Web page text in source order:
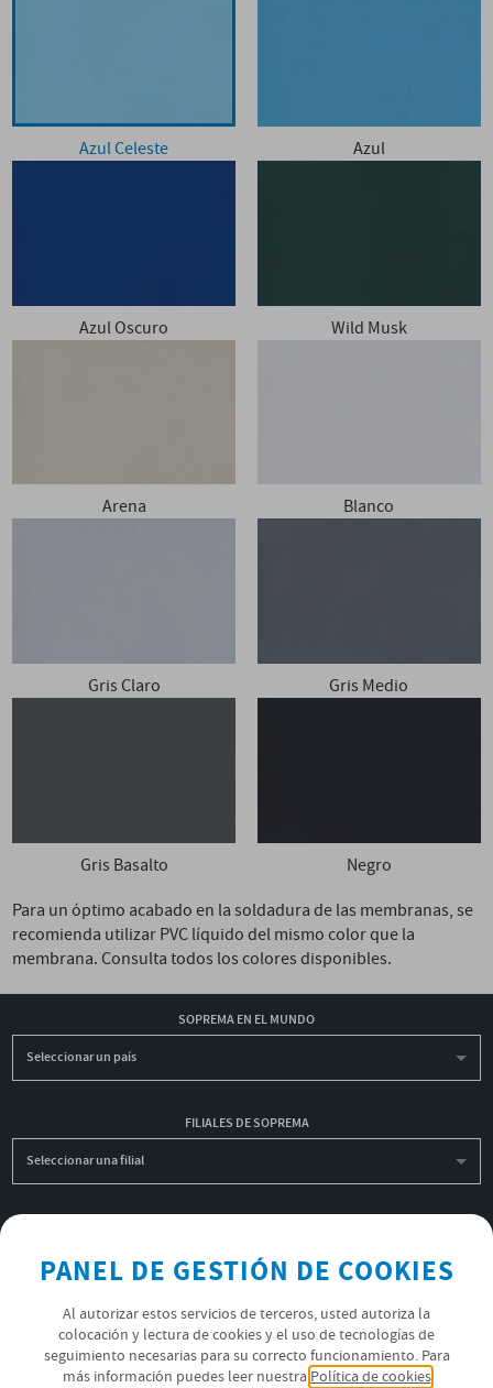
Azul Celeste Azul
Azul Oscuro Wild Musk
Arena Blanco
Gris Claro Gris Medio
Gris Basalto
Negro
Para un óptimo acabado en la soldadura de las membranas, se
recomienda utilizar PVC líquido del mismo color que la
membrana. Consulta todos los colores disponibles.
SOPREMA EN EL MUNDO
Seleccionar un país
FILIALES DE SOPREMA
Seleccionar una filial
OK
POLÍTICA DE PRIVACIDAD
ÚNETE AL EQUIPO SOPREMA
PANEL DE GESTIÓN DE COOKIES
Al autorizar estos servicios de terceros, usted autoriza la
colocación y lectura de cookies y el uso de tecnologías de
seguimiento necesarias para su correcto funcionamiento. Para
más información puedes leer nuestra Política de cookies